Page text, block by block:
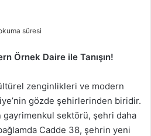
süresi
Örnek Daire ile Tanışın!
zenginlikleri ve modern
gözde şehirlerinden biridir.
gayrimenkul sektörü, şehri daha
Cadde 38, şehrin yeni